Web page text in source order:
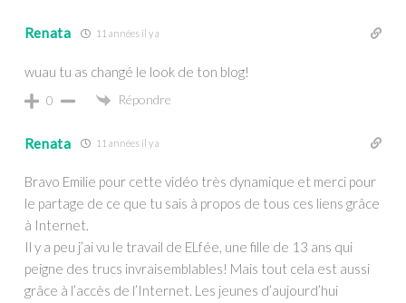
Renata 11 années il y a
wuau tu as changé le look de ton blog!
0 Répondre
Renata 11 années il y a
Bravo Emilie pour cette vidéo très dynamique et merci pour
le partage de ce que tu sais à propos de tous ces liens grâce
à Internet.
Il y a peu j’ai vu le travail de ELfée, une fille de 13 ans qui
peigne des trucs invraisemblables! Mais tout cela est aussi
grâce à l’accès de l’Internet. Les jeunes d’aujourd’hui